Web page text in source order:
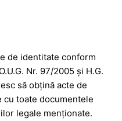
de identitate conform
Nr. 97/2005 și H.G.
să obțină acte de
toate documentele
legale menționate.